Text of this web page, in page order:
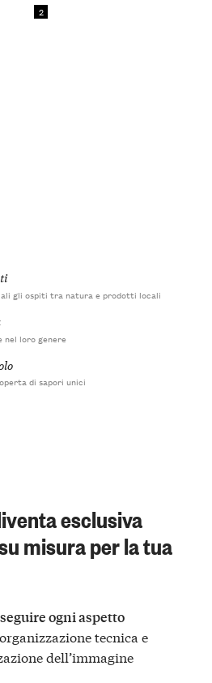
2
gli ospiti tra natura e prodotti locali
nel loro genere
di sapori unici
esclusiva
misura per la tua
seguire ogni aspetto
tecnica e
dell’immagine